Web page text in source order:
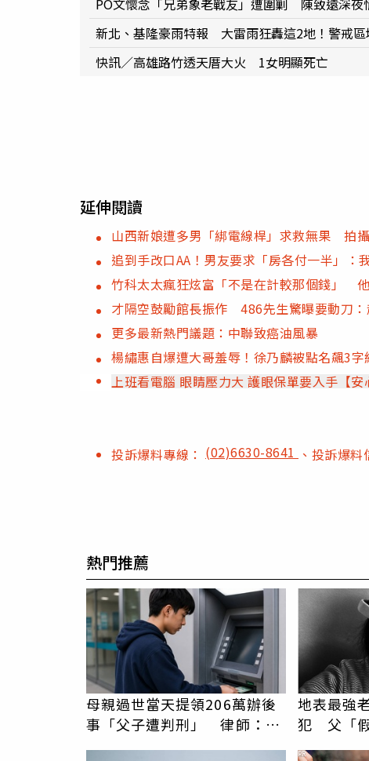
新北、基隆豪雨特報 大雷雨狂轟這2地！警戒區
快訊／高雄路竹透天厝大火 1女明顯死亡
延伸閱讀
山西新娘遭多男「綁電線桿」求救無果 拍
追到手改口AA！男友要求「房各付一半」
竹科太太瘋狂炫富「不是在計較那個錢」
才隔空鼓勵館長振作 486先生驚曝要動刀：
更多最新熱門議題：中聯致癌油風暴
楊繡惠自爆遭大哥羞辱！徐乃麟被點名飆3
上班看電腦 眼睛壓力大 護眼保單要入手【安
投訴爆料專線： (02)6630-8641 、投訴爆
熱門推薦
母親過世當天提領206萬辦後
事「父子遭判刑」 律師：搶
地表最強
犯 父「
PR